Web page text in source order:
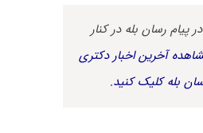
پیام رسان بله در کنار
آخرین اخبار دکتری
بله کلیک کنید.